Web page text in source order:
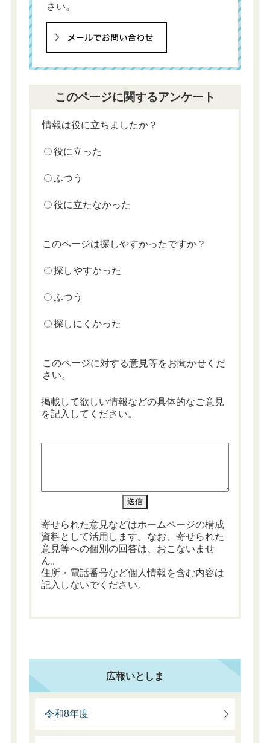
さい。
このページに関するアンケート
情報は役に立ちましたか？
役に立った
ふつう
役に立たなかった
このページは探しやすかったですか？
探しやすかった
ふつう
探しにくかった
このページに対する意見等をお聞かせくだ
さい。
掲載して欲しい情報などの具体的なご意見
を記入してください。
寄せられた意見などはホームページの構成
資料として活用します。なお、寄せられた
意見等への個別の回答は、おこないませ
ん。
住所・電話番号など個人情報を含む内容は
記入しないでください。
広報いとしま
令和8年度